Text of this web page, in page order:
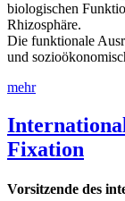
biologischen
Rhizosphäre.
Die funktionale
und
mehr
Fixation
Vorsitzende des